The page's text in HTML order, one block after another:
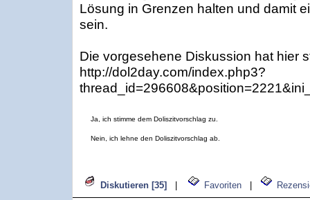
Lösung in Grenzen halten und damit
sein.
Die vorgesehene Diskussion hat hier
http://dol2day.com/index.php3?
Ja, ich stimme dem Doliszitvorschlag zu.
Nein, ich lehne den Doliszitvorschlag ab.
Diskutieren [35] Favoriten